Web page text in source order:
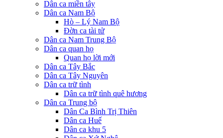
Dân ca miền tây
Dân ca Nam Bộ
Hò – Lý Nam Bộ
Đờn ca tài tử
Dân ca Nam Trung Bộ
Dân ca quan họ
Quan họ lời mới
Dân ca Tây Bắc
Dân ca Tây Nguyên
Dân ca trữ tình
Dân ca trữ tình quê hương
Dân ca Trung bộ
Dân Ca Bình Trị Thiên
Dân ca Huế
Dân ca khu 5